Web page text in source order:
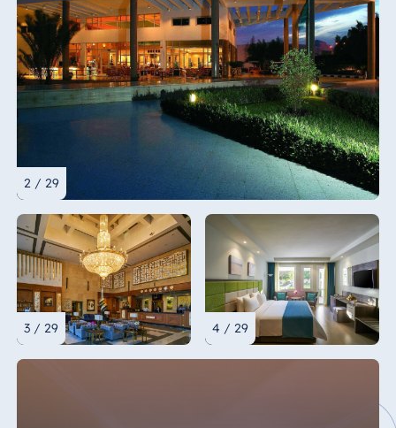
2 / 29
3 / 29 4 / 29